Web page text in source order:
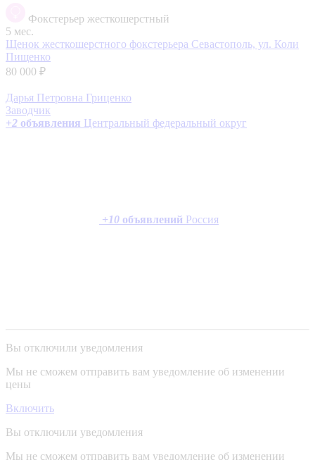
Фокстерьер жесткошерстный
5 мес.
Щенок жесткошерстного фокстерьера Севастополь, ул. Коли
Пищенко
80 000 ₽
Дарья Петровна Гриценко
Заводчик
+2 объявления Центральный федеральный округ
+10 объявлений Россия
Вы отключили уведомления
Мы не сможем отправить вам уведомление об изменении
цены
Включить
Вы отключили уведомления
Мы не сможем отправить вам уведомление об изменении